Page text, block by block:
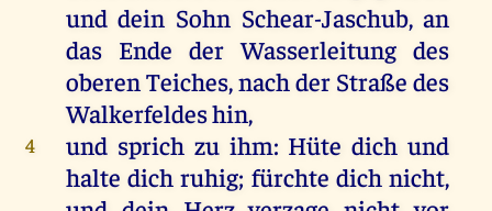
und dein Sohn Schear-Jaschub,an
das Ende der Wasserleitung des
oberenTeiches,nachder Straße des
Walkerfeldeshin,
4 und sprich zu ihm: Hüte dich und
halte dich ruhig; fürchte dich nicht,